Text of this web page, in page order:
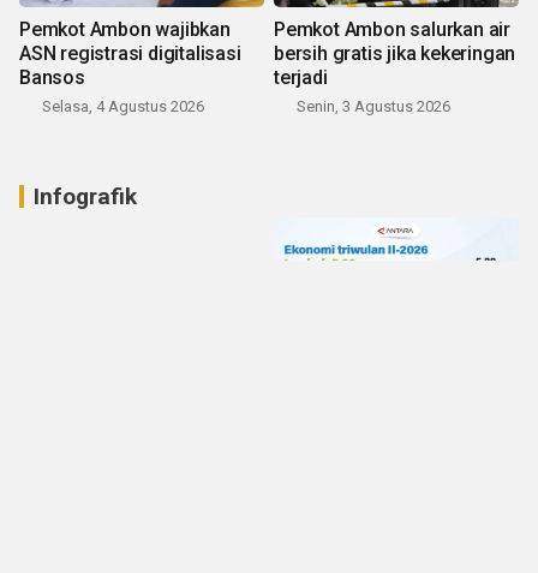
Pemkot Ambon wajibkan
ASN registrasi digitalisasi
Bansos
Selasa, 4 Agustus 2026
Pemkot Ambon salurkan air
bersih gratis jika kekeringan
terjadi
Senin, 3 Agustus 2026
Infografik